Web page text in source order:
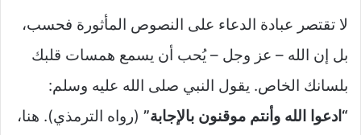
لا تقتصر عبادة الدعاء على النصوص المأثورة فحسب،
بل إن الله – عز وجل – يُحب أن يسمع همسات قلبك
بلسانك الخاص. يقول النبي صلى الله عليه وسلم:
“ادعوا الله وأنتم موقنون بالإجابة” (رواه الترمذي). هنا،